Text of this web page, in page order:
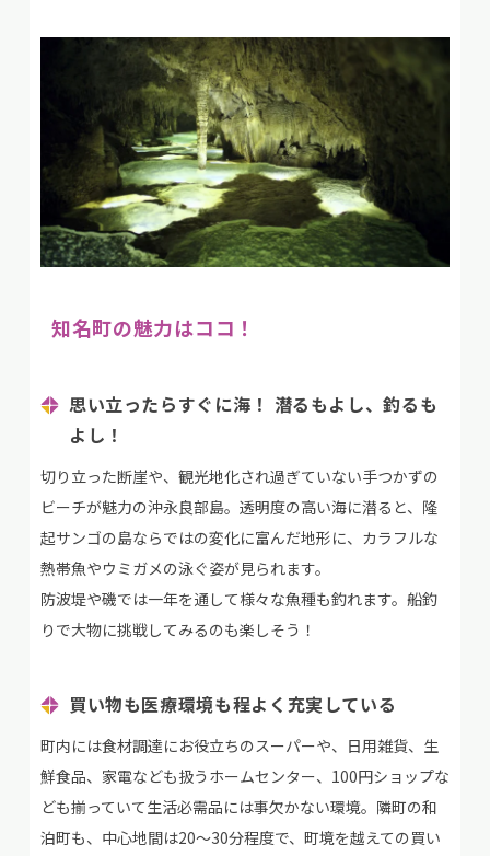
知名町の魅力はココ！
思い立ったらすぐに海！ 潜るもよし、釣るも
よし！
切り立った断崖や、観光地化され過ぎていない手つかずの
ビーチが魅力の沖永良部島。透明度の高い海に潜ると、隆
起サンゴの島ならではの変化に富んだ地形に、カラフルな
熱帯魚やウミガメの泳ぐ姿が見られます。
防波堤や磯では一年を通して様々な魚種も釣れます。船釣
りで大物に挑戦してみるのも楽しそう！
買い物も医療環境も程よく充実している
町内には食材調達にお役立ちのスーパーや、日用雑貨、生
鮮食品、家電なども扱うホームセンター、100円ショップな
ども揃っていて生活必需品には事欠かない環境。隣町の和
泊町も、中心地間は20～30分程度で、町境を越えての買い